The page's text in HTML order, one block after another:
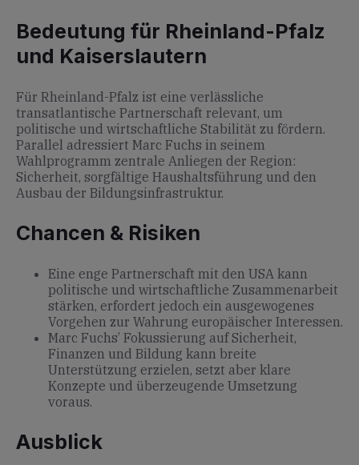
Bedeutung für Rheinland-Pfalz
und Kaiserslautern
Für Rheinland-Pfalz ist eine verlässliche
transatlantische Partnerschaft relevant, um
politische und wirtschaftliche Stabilität zu fördern.
Parallel adressiert Marc Fuchs in seinem
Wahlprogramm zentrale Anliegen der Region:
Sicherheit, sorgfältige Haushaltsführung und den
Ausbau der Bildungsinfrastruktur.
Chancen & Risiken
Eine enge Partnerschaft mit den USA kann
politische und wirtschaftliche Zusammenarbeit
stärken, erfordert jedoch ein ausgewogenes
Vorgehen zur Wahrung europäischer Interessen.
Marc Fuchs’ Fokussierung auf Sicherheit,
Finanzen und Bildung kann breite
Unterstützung erzielen, setzt aber klare
Konzepte und überzeugende Umsetzung
voraus.
Ausblick